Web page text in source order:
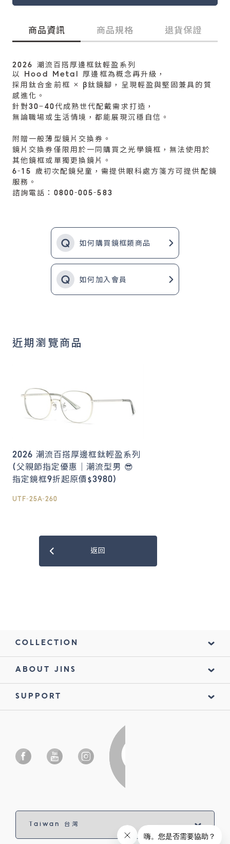
商品資訊 商品規格 退貨保證
2026 潮流百搭厚邊框鈦輕盈系列
以 Hood Metal 厚邊框為概念再升級，
採用鈦合金前框 × β鈦鏡腳，呈現輕盈與堅固兼具的質
感進化。
針對30–40代成熟世代配戴需求打造，
無論職場或生活情境，都能展現沉穩自信。
附贈一般薄型鏡片交換券。
鏡片交換券僅限用於一同購買之光學鏡框，無法使用於
其他鏡框或單獨更換鏡片。
6-15 歲初次配鏡兒童，需提供眼科處方箋方可提供配鏡
服務。
諮詢電話：0800-005-583
如何購買鏡框類商品
如何加入會員
近期瀏覽商品
2026 潮流百搭厚邊框鈦輕盈系列
(父親節指定優惠｜潮流型男 😎
指定鏡框9折起原價$3980)
UTF-25A-260
返回
COLLECTION
ABOUT JINS
SUPPORT